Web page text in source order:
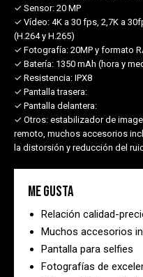
✓ Sensor: 20 MP
✓ Vídeo: 4K a 30 fps, 2,7K a
(H.264 y H.265)
✓ Fotografía: 20MP y formato
✓ Batería: 1350 mAh (hora y
✓ Resistencia: IPX8
✓ Pantalla trasera:
✓ Pantalla delantera:
✓ Otros: estabilizador de
remoto, muchos accesorios
la distorsión y reducción del
Me gusta
Relación calidad-
Muchos accesorios
Pantalla para selfies
Fotografías de